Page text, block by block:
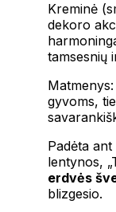
Kreminė
dekoro
tamsesnių
gyvoms,
Padėta
lentynos,
erdvės
blizgesio.